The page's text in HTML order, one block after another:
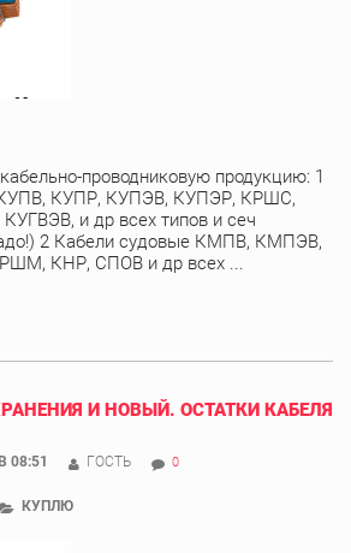
проводниковую продукцию: 1
КУПВ, КУПР, КУПЭВ, КУПЭР, КРШС,
и др всех типов и сеч
2 Кабели судовые КМПВ, КМПЭВ,
КНР, СПОВ и др всех ...
И НОВЫЙ. ОСТАТКИ КАБЕЛЯ
08:51 ГОСТЬ 0
КУПЛЮ